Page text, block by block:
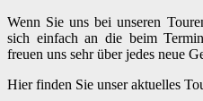
Wenn Sie uns bei unseren
sich einfach an die beim
freuen uns sehr über jedes neue
Hier finden Sie unser aktuelles